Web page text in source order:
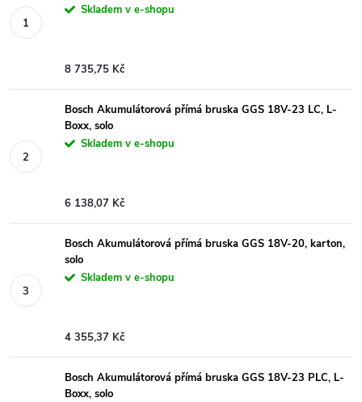
Skladem v e-shopu
8 735,75 Kč
Bosch Akumulátorová přímá bruska GGS 18V-23 LC, L-
Boxx, solo
Skladem v e-shopu
6 138,07 Kč
Bosch Akumulátorová přímá bruska GGS 18V-20, karton,
solo
Skladem v e-shopu
4 355,37 Kč
Bosch Akumulátorová přímá bruska GGS 18V-23 PLC, L-
Boxx, solo